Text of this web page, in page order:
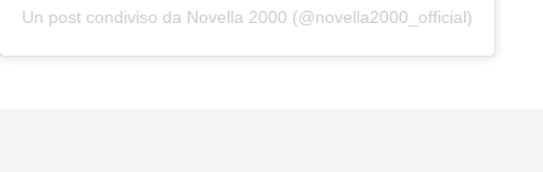
Un post condiviso da Novella 2000 (@novella2000_official)